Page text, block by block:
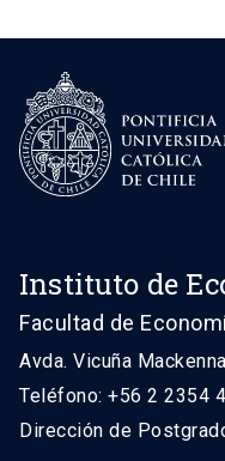
Instituto de
Facultad de
Avda. Vicuña
Teléfono: +56 2 2354
Dirección de